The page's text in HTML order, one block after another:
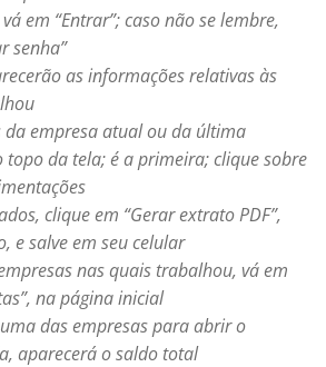
em “Entrar”; caso não se lembre,
senha”
as informações relativas às
da empresa atual ou da última
topo da tela; é a primeira; clique sobre
clique em “Gerar extrato PDF”,
e salve em seu celular
nas quais trabalhou, vá em
na página inicial
das empresas para abrir o
aparecerá o saldo total